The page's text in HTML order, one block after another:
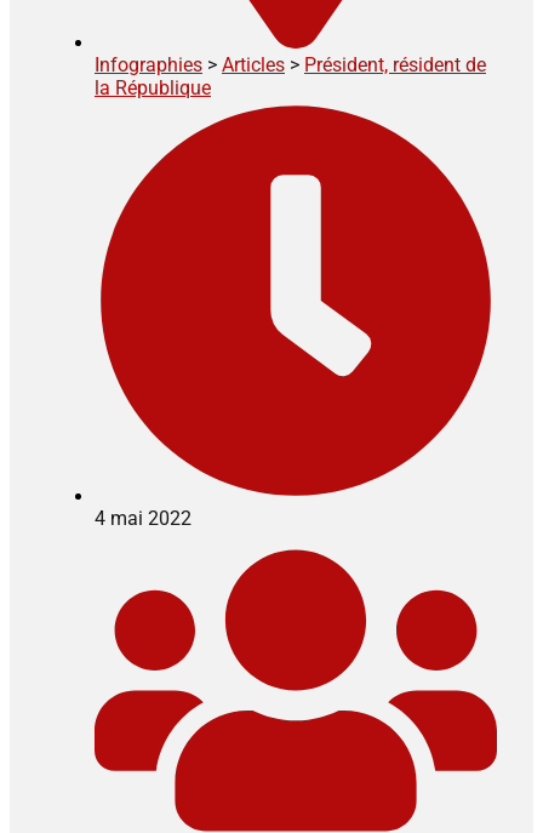
Infographies > Articles > Président, résident de
la République
4 mai 2022